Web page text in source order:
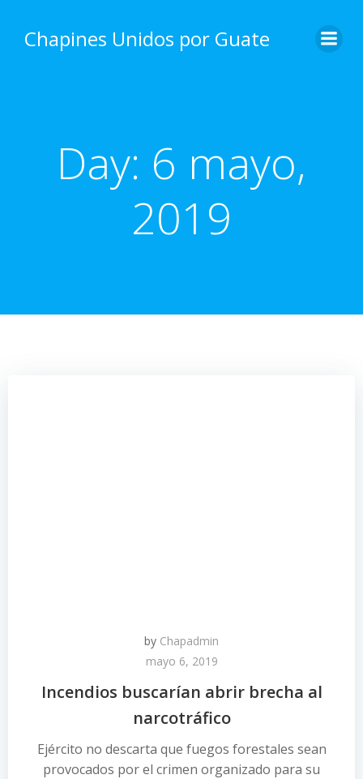
content
Chapines Unidos por Guate
Day: 6 mayo,
2019
by Chapadmin
mayo 6, 2019
Incendios buscarían abrir brecha al
narcotráfico
Ejército no descarta que fuegos forestales sean
provocados por el crimen organizado para su